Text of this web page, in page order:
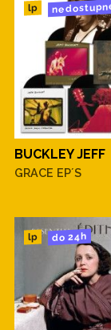
lp
BUCKLEY JEFF
GRACE EP´S
lp do 24h